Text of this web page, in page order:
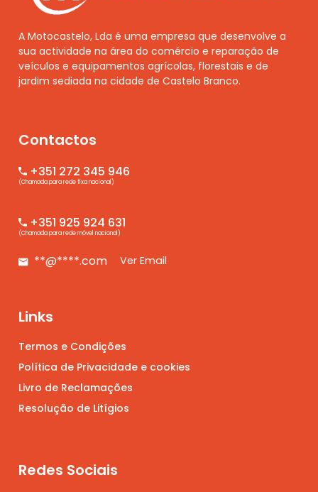
A Motocastelo, Lda é uma empresa que desenvolve a
sua actividade na área do comércio e reparação de
veículos e equipamentos agrícolas, florestais e de
jardim sediada na cidade de Castelo Branco.
Contactos
+351 272 345 946
(Chamada para rede fixa nacional)
+351 925 924 631
(Chamada para rede móvel nacional)
**@****.com Ver Email
Links
Termos e Condições
Política de Privacidade e cookies
Livro de Reclamações
Resolução de Litígios
Redes Sociais